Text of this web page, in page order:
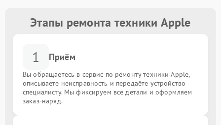
Этапы ремонта техники Apple
1 Приём
Вы обращаетесь в сервис по ремонту техники Apple,
описываете неисправность и передаёте устройство
специалисту. Мы фиксируем все детали и оформляем
заказ-наряд.